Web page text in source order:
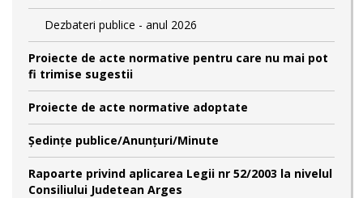
Dezbateri publice - anul 2026
Proiecte de acte normative pentru care nu mai pot
fi trimise sugestii
Proiecte de acte normative adoptate
Şedinţe publice/Anunţuri/Minute
Rapoarte privind aplicarea Legii nr 52/2003 la nivelul
Consiliului Judetean Arges